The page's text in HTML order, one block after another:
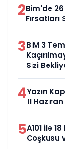
2Bim'de 26
Fırsatları
3BİM 3
Sizi
4Yazın
11
5A101 ile
Coşkusu